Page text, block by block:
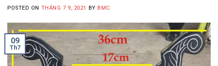
POSTED ON THÁNG 7 9, 2021 BY BMC
09
Th7